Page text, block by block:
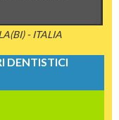
- ITALIA
DENTISTICI